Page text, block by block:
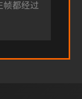
帧都经过